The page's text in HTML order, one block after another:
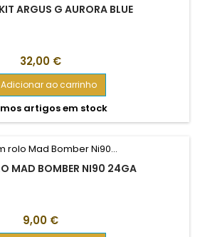
ARGUS G AURORA BLUE
Preço
32,00 €
Adicionar ao carrinho
artigos em stock
MAD BOMBER NI90 24GA
Preço
9,00 €